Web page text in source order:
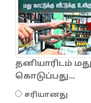
தனியாரிடம்
கொடுப்பது...
சரியானது